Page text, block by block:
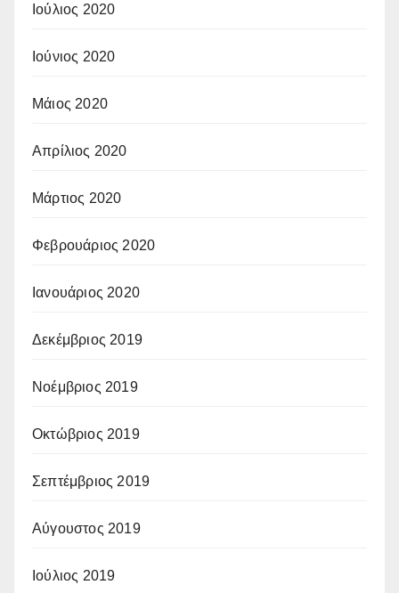
Ιούλιος 2020
Ιούνιος 2020
Μάιος 2020
Απρίλιος 2020
Μάρτιος 2020
Φεβρουάριος 2020
Ιανουάριος 2020
Δεκέμβριος 2019
Νοέμβριος 2019
Οκτώβριος 2019
Σεπτέμβριος 2019
Αύγουστος 2019
Ιούλιος 2019